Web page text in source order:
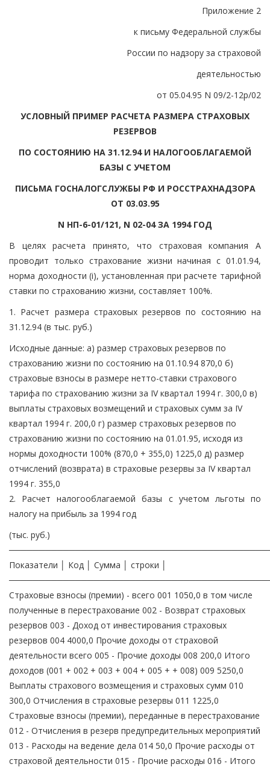
Приложение 2
к письму Федеральной службы
России по надзору за страховой
деятельностью
от 05.04.95 N 09/2-12р/02
УСЛОВНЫЙ ПРИМЕР РАСЧЕТА РАЗМЕРА СТРАХОВЫХ
РЕЗЕРВОВ
ПО СОСТОЯНИЮ НА 31.12.94 И НАЛОГООБЛАГАЕМОЙ
БАЗЫ С УЧЕТОМ
ПИСЬМА ГОСНАЛОГСЛУЖБЫ РФ И РОССТРАХНАДЗОРА
ОТ 03.03.95
N НП-6-01/121, N 02-04 ЗА 1994 ГОД
В целях расчета принято, что страховая компания А
проводит только страхование жизни начиная с 01.01.94,
норма доходности (i), установленная при расчете тарифной
ставки по страхованию жизни, составляет 100%.
1. Расчет размера страховых резервов по состоянию на
31.12.94 (в тыс. руб.)
Исходные данные: а) размер страховых резервов по
страхованию жизни по состоянию на 01.10.94 870,0 б)
страховые взносы в размере нетто-ставки страхового
тарифа по страхованию жизни за IV квартал 1994 г. 300,0 в)
выплаты страховых возмещений и страховых сумм за IV
квартал 1994 г. 200,0 г) размер страховых резервов по
страхованию жизни по состоянию на 01.01.95, исходя из
нормы доходности 100% (870,0 + 355,0) 1225,0 д) размер
отчислений (возврата) в страховые резервы за IV квартал
1994 г. 355,0
2. Расчет налогооблагаемой базы с учетом льготы по
налогу на прибыль за 1994 год
(тыс. руб.)
Показатели │ Код │ Сумма │ строки │
Страховые взносы (премии) - всего 001 1050,0 в том числе
полученные в перестрахование 002 - Возврат страховых
резервов 003 - Доход от инвестирования страховых
резервов 004 4000,0 Прочие доходы от страховой
деятельности всего 005 - Прочие доходы 008 200,0 Итого
доходов (001 + 002 + 003 + 004 + 005 + + 008) 009 5250,0
Выплаты страхового возмещения и страховых сумм 010
300,0 Отчисления в страховые резервы 011 1225,0
Страховые взносы (премии), переданные в перестрахование
012 - Отчисления в резерв предупредительных мероприятий
013 - Расходы на ведение дела 014 50,0 Прочие расходы от
страховой деятельности 015 - Прочие расходы 016 - Итого